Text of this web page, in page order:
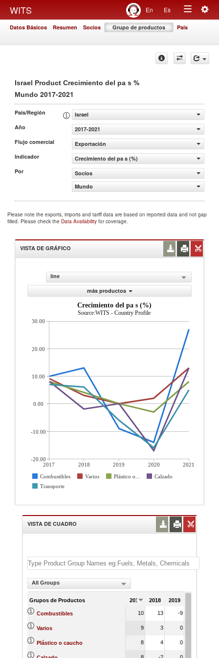
WITS En Es
Toggle
Datos Básicos Resumen Socios Grupo de productos País
Israel Product Crecimiento del pa s %
Mundo 2017-2021
País/Región
Israel
Año
2017-2021
Flujo comercial
Exportación
Indicador
Crecimiento del pa s (%)
Por
Socios
Mundo
Please note the exports, imports and tariff data are based on reported data and not gap
filled. Please check the Data Availability for coverage.
VISTA DE GRÁFICO
line
más productos
Crecimiento del pa s (%)
Source:WITS - Country Profile
2017 2018 2019 2020
2021
Combustibles
Varios Plástico o...
Calzado
Transporte
30.00
20.00
10.00
0.00
-10.00
-20.00
VISTA DE CUADRO
All Groups
Grupos de Productos 2017 2018 2019
Combustibles 10 13 -9
Varios 9 3 0
Plástico o caucho 8 4 0
8 -2 0